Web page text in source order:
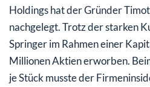
Holdings hat der Gründer
nachgelegt. Trotz der starken
Springer im Rahmen einer
Millionen Aktien erworben.
je Stück musste der